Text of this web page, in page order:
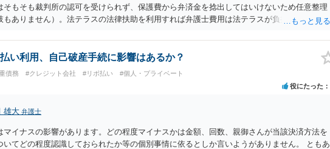
そもそも裁判所の認可を受けられず、保護費から弁済金を捻出してはいけないため任意整理
もありません）。法テラスの法律扶助を利用すれば弁護士費用は法テラスが負担し、裁判所
い利用、自己破産手続に影響はあるか？
債務 #クレジット会社 #リボ払い #個人・プライベート
役にたった
雄大 弁護士
マイナスの影響があります。どの程度マイナスかは金額、回数、親御さんが当該決済方法を
いてどの程度認識しておられたか等の個別事情に依るとしか言いようがありません。 ともあ